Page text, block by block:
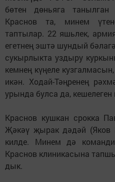
бөтен дөньяга
Краснов та, минем
таптылар. 22 яшьлек,
егетнең эштә шундый
сукырлыкта уздыру
кемнең күңеле
икән. Ходай-Тәңренең
урында булса да,
Краснов кушкан срокка
Җәкәү җырак дәдәй (Яков
килде. Минем дә
Краснов клиникасына
дык.